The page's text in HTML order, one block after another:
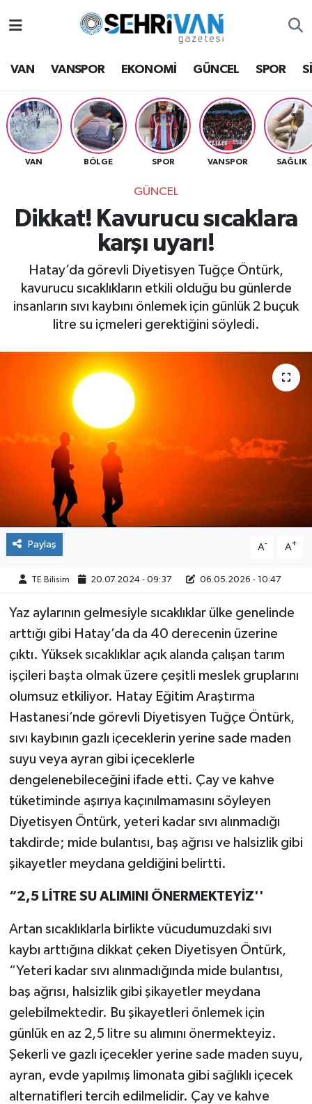
VAN VANSPOR EKONOMİ GÜNCEL SPOR
VAN BÖLGE SPOR VANSPOR SAĞLIK
GÜNCEL
Dikkat! Kavurucu sıcaklara
karşı uyarı!
Hatay’da görevli Diyetisyen Tuğçe Öntürk,
kavurucu sıcaklıkların etkili olduğu bu günlerde
insanların sıvı kaybını önlemek için günlük 2 buçuk
litre su içmeleri gerektiğini söyledi.
Paylaş A- A+
TE Bilisim 20.07.2024 - 09:37 06.05.2026 - 10:47
Yaz aylarının gelmesiyle sıcaklıklar ülke genelinde
arttığı gibi Hatay’da da 40 derecenin üzerine
çıktı. Yüksek sıcaklıklar açık alanda çalışan tarım
işçileri başta olmak üzere çeşitli meslek gruplarını
olumsuz etkiliyor. Hatay Eğitim Araştırma
Hastanesi’nde görevli Diyetisyen Tuğçe Öntürk,
sıvı kaybının gazlı içeceklerin yerine sade maden
suyu veya ayran gibi içeceklerle
dengelenebileceğini ifade etti. Çay ve kahve
tüketiminde aşırıya kaçınılmamasını söyleyen
Diyetisyen Öntürk, yeteri kadar sıvı alınmadığı
takdirde; mide bulantısı, baş ağrısı ve halsizlik gibi
şikayetler meydana geldiğini belirtti.
“2,5 LİTRE SU ALIMINI ÖNERMEKTEYİZ''
Artan sıcaklıklarla birlikte vücudumuzdaki sıvı
kaybı arttığına dikkat çeken Diyetisyen Öntürk,
“Yeteri kadar sıvı alınmadığında mide bulantısı,
baş ağrısı, halsizlik gibi şikayetler meydana
gelebilmektedir. Bu şikayetleri önlemek için
günlük en az 2,5 litre su alımını önermekteyiz.
Şekerli ve gazlı içecekler yerine sade maden suyu,
ayran, evde yapılmış limonata gibi sağlıklı içecek
alternatifleri tercih edilmelidir. Çay ve kahve
Van Hava Durumu
VAN Namaz Vakitleri
Van Trafik Yoğunluk Haritası
Süper Lig Puan Durumu ve Fikstür
Tüm Manşetler
Son Dakika Haberleri
Haber Arşivi